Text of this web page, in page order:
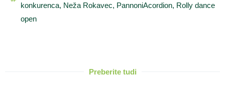
konkurenca, Neža Rokavec, PannoniAcordion, Rolly dance
open
Preberite tudi